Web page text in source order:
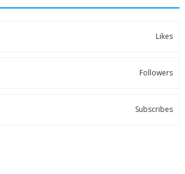
Likes
Followers
Subscribes